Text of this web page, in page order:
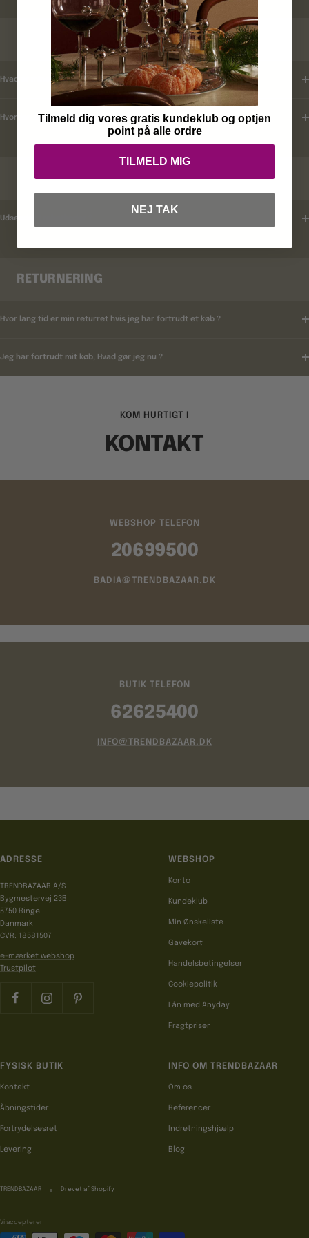
KUNDEKLUB
Hvad er mine fordele ?
Hvordan tilmelder jeg mig ?
RABATKODER
Udsender i rabatkoder ?
RETURNERING
Hvor lang tid er min returret hvis jeg har fortrudt et køb ?
Jeg har fortrudt mit køb, Hvad gør jeg nu ?
KOM HURTIGT I
KONTAKT
WEBSHOP TELEFON
20699500
BADIA@TRENDBAZAAR.DK
BUTIK TELEFON
62625400
INFO@TRENDBAZAAR.DK
ADRESSE
TRENDBAZAAR A/S
Bygmestervej 23B
5750 Ringe
Danmark
CVR: 18581507
e-mærket webshop
Trustpilot
WEBSHOP
Konto
Kundeklub
Min Ønskeliste
Gavekort
Handelsbetingelser
Cookiepolitik
Lån med Anyday
Fragtpriser
FYSISK BUTIK
Kontakt
Åbningstider
Fortrydelsesret
Levering
INFO OM TRENDBAZAAR
Om os
Referencer
Indretningshjælp
Blog
TRENDBAZAAR Drevet af Shopify
Vi accepterer
Tilmeld dig vores gratis kundeklub og optjen
point på alle ordre
TILMELD MIG
NEJ TAK